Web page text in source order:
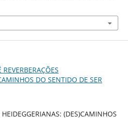
DO SENTIDO DE SER
HEIDEGGERIANAS: (DES)CAMINHOS